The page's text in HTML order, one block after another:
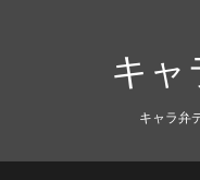
キャ
キャラ弁